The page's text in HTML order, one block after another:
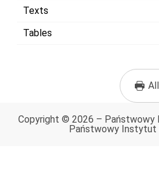
Texts
Tables
Copyright © 2026 – Państwowy
Państwowy Instytut